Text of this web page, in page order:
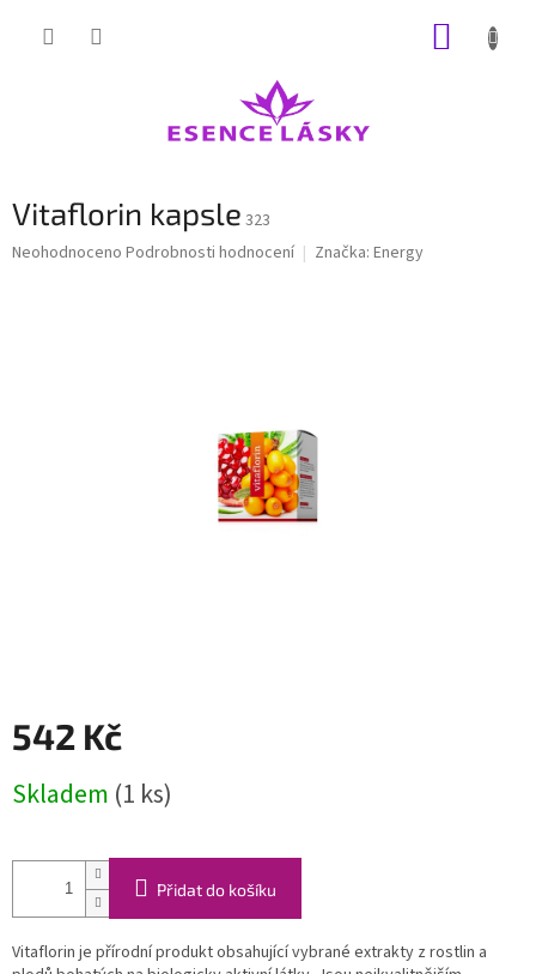
Vitaflorin kapsle 323
Průměrné
Neohodnoceno Podrobnosti hodnocení Značka: Energy
542 Kč
cena:
Skladem (1 ks)
Přidat do košíku
Vitaflorin je přírodní produkt obsahující vybrané extrakty z rostlin a